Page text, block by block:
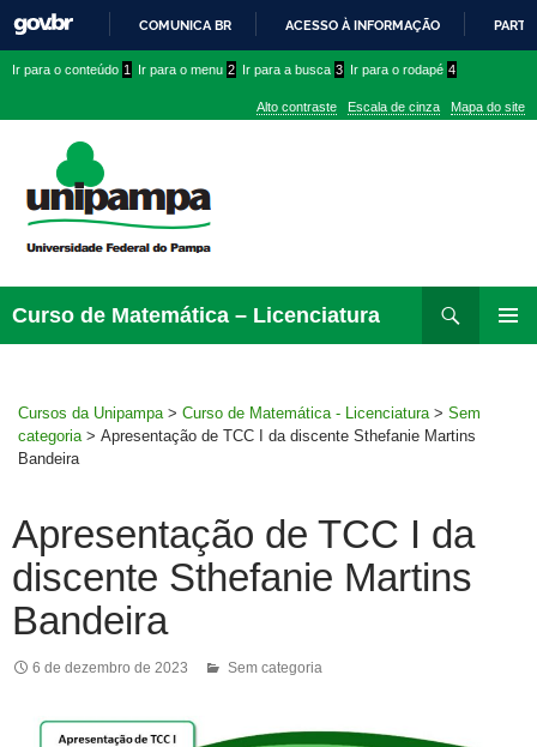
PARA
CONTEÚDO
COMUNICA BR ACESSO À INFORMAÇÃO
conteúdo
menu
superior
menu
Ir para o conteúdo 1 Ir para o menu 2 Ir para a busca 3 Ir para o rodapé 4
Alto contraste Escala de cinza Mapa do site
Curso de Matemática – Licenciatura
para
Cursos da Unipampa > Curso de Matemática - Licenciatura > Sem
categoria > Apresentação de TCC I da discente Sthefanie Martins
Bandeira
Apresentação de TCC I da
discente Sthefanie Martins
Bandeira
6 de dezembro de 2023 Sem categoria